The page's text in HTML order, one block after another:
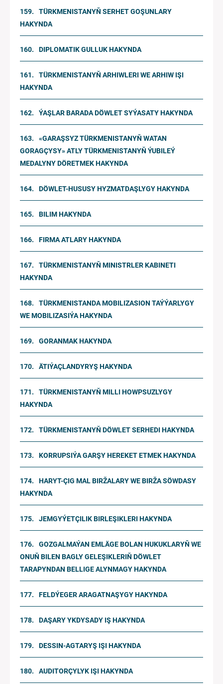
TÜRKMENISTANYŇ SERHET GOŞUNLARY
HAKYNDA
DIPLOMATIK GULLUK HAKYNDA
TÜRKMENISTANYŇ ARHIWLERI WE ARHIW IŞI
HAKYNDA
ÝAŞLAR BARADA DÖWLET SYÝASATY HAKYNDA
«GARAŞSYZ TÜRKMENISTANYŇ WATAN
GORAGÇYSY» ATLY TÜRKMENISTANYŇ ÝUBILEÝ
MEDALYNY DÖRETMEK HAKYNDA
DÖWLET-HUSUSY HYZMATDAŞLYGY HAKYNDA
BILIM HAKYNDA
FIRMA ATLARY HAKYNDA
TÜRKMENISTANYŇ MINISTRLER KABINETI
HAKYNDA
TÜRKMENISTANDA MOBILIZASION TAÝÝARLYGY
WE MOBILIZASIÝA HAKYNDA
GORANMAK HAKYNDA
ÄTIÝAÇLANDYRYŞ HAKYNDA
TÜRKMENISTANYŇ MILLI HOWPSUZLYGY
HAKYNDA
TÜRKMENISTANYŇ DÖWLET SERHEDI HAKYNDA
KORRUPSIÝA GARŞY HEREKET ETMEK HAKYNDA
HARYT-ÇIG MAL BIRŽALARY WE BIRŽA SÖWDASY
HAKYNDA
JEMGYÝETÇILIK BIRLEŞIKLERI HAKYNDA
GOZGALMAÝAN EMLÄGE BOLAN HUKUKLARYŇ WE
ONUŇ BILEN BAGLY GELEŞIKLERIŇ DÖWLET
TARAPYNDAN BELLIGE ALYNMAGY HAKYNDA
FELDÝEGER ARAGATNAŞYGY HAKYNDA
DAŞARY YKDYSADY IŞ HAKYNDA
DESSIN-AGTARYŞ IŞI HAKYNDA
AUDITORÇYLYK IŞI HAKYNDA